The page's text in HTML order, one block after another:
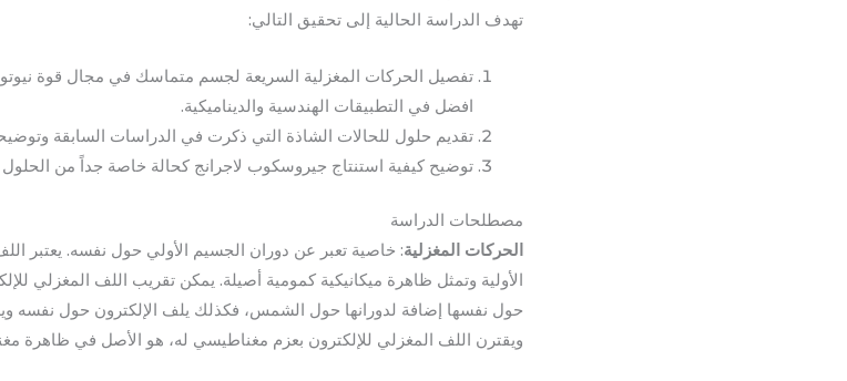
تهدف الدراسة الحالية إلى تحقيق التالي:
تفصيل الحركات المغزلية السريعة لجسم متماسك في مجال قوة
افضل في التطبيقات الهندسية والديناميكية.
تقديم حلول للحالات الشاذة التي ذكرت في الدراسات السابقة
توضيح كيفية استنتاج جيروسكوب لاجرانج كحالة خاصة جداً من الحلول
مصطلحات الدراسة
الحركات المغزلية: خاصية تعبر عن دوران الجسيم الأولي حول نفسه. يعتبر
الأولية وتمثل ظاهرة ميكانيكية كمومية أصيلة. يمكن تقريب اللف المغزلي
حول نفسها إضافة لدورانها حول الشمس، فكذلك يلف الإلكترون حول نفسه
ويقترن اللف المغزلي للإلكترون بعزم مغناطيسي له، هو الأصل في ظاهرة